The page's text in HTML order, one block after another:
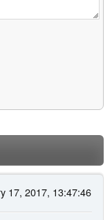
17, 2017, 13:47:46